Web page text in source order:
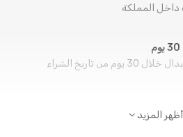
داخل المملكة
من تاريخ الشراء
جميع وسائل الدفع
أظهر المزيد